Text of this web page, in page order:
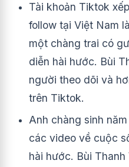
Tài khoản Tiktok
follow tại Việt Nam
một chàng trai có
diễn hài hước. Bùi
người theo dõi và
trên Tiktok.
Anh chàng sinh
các video về cuộc
hài hước. Bùi